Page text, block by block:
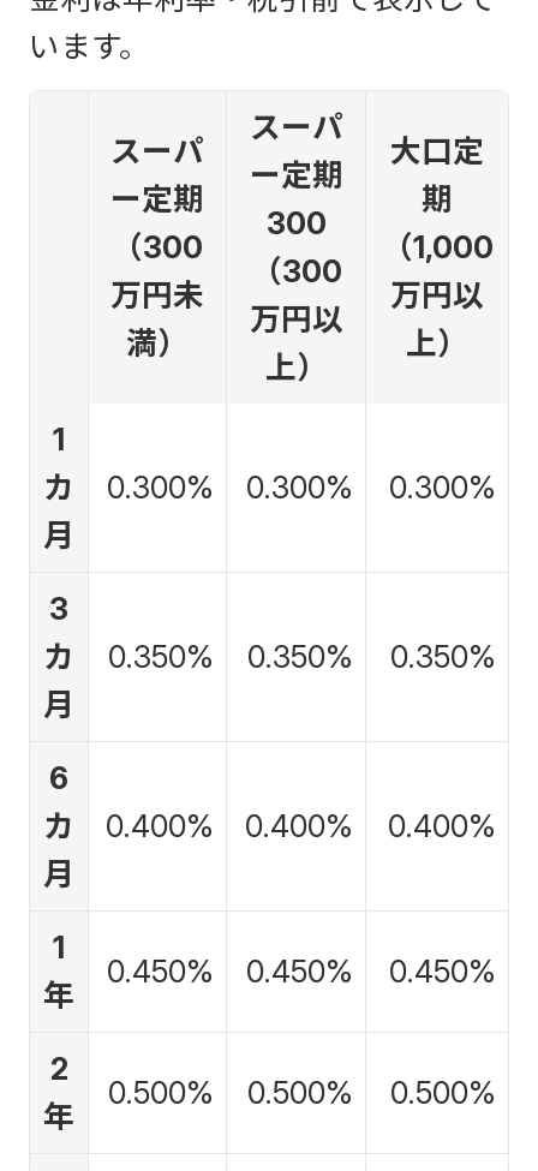
います。
スーパ
ー定期
（300
万円未
満）
スーパ
ー定期
300
（300
万円以
上）
大口定
期
（1,000
万円以
上）
1
カ
月
0.300% 0.300% 0.300%
3
カ
月
0.350% 0.350% 0.350%
6
カ
月
0.400% 0.400% 0.400%
1
年
0.450% 0.450% 0.450%
2
年
0.500% 0.500% 0.500%